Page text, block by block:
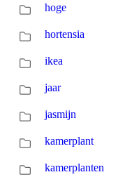
hoge
hortensia
ikea
jaar
jasmijn
kamerplant
kamerplanten